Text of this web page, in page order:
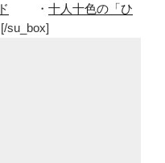
・ 十人十色の「ひ